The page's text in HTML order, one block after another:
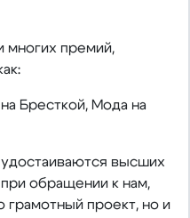
многих премий,
Бресткой, Мода на
высших
при обращении к нам,
грамотный проект, но и